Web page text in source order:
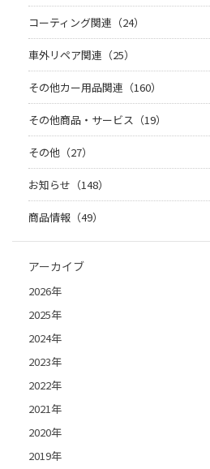
コーティング関連（24）
車外リペア関連（25）
その他カー用品関連（160）
その他商品・サービス（19）
その他（27）
お知らせ（148）
商品情報（49）
アーカイブ
2026年
2025年
2024年
2023年
2022年
2021年
2020年
2019年